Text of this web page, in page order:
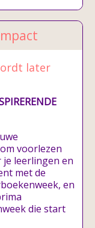
later
voorlezen
leerlingen en
met de
en
die start